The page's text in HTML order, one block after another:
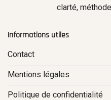
clarté,
Informations utiles
Contact
Mentions légales
Politique de confidentialité